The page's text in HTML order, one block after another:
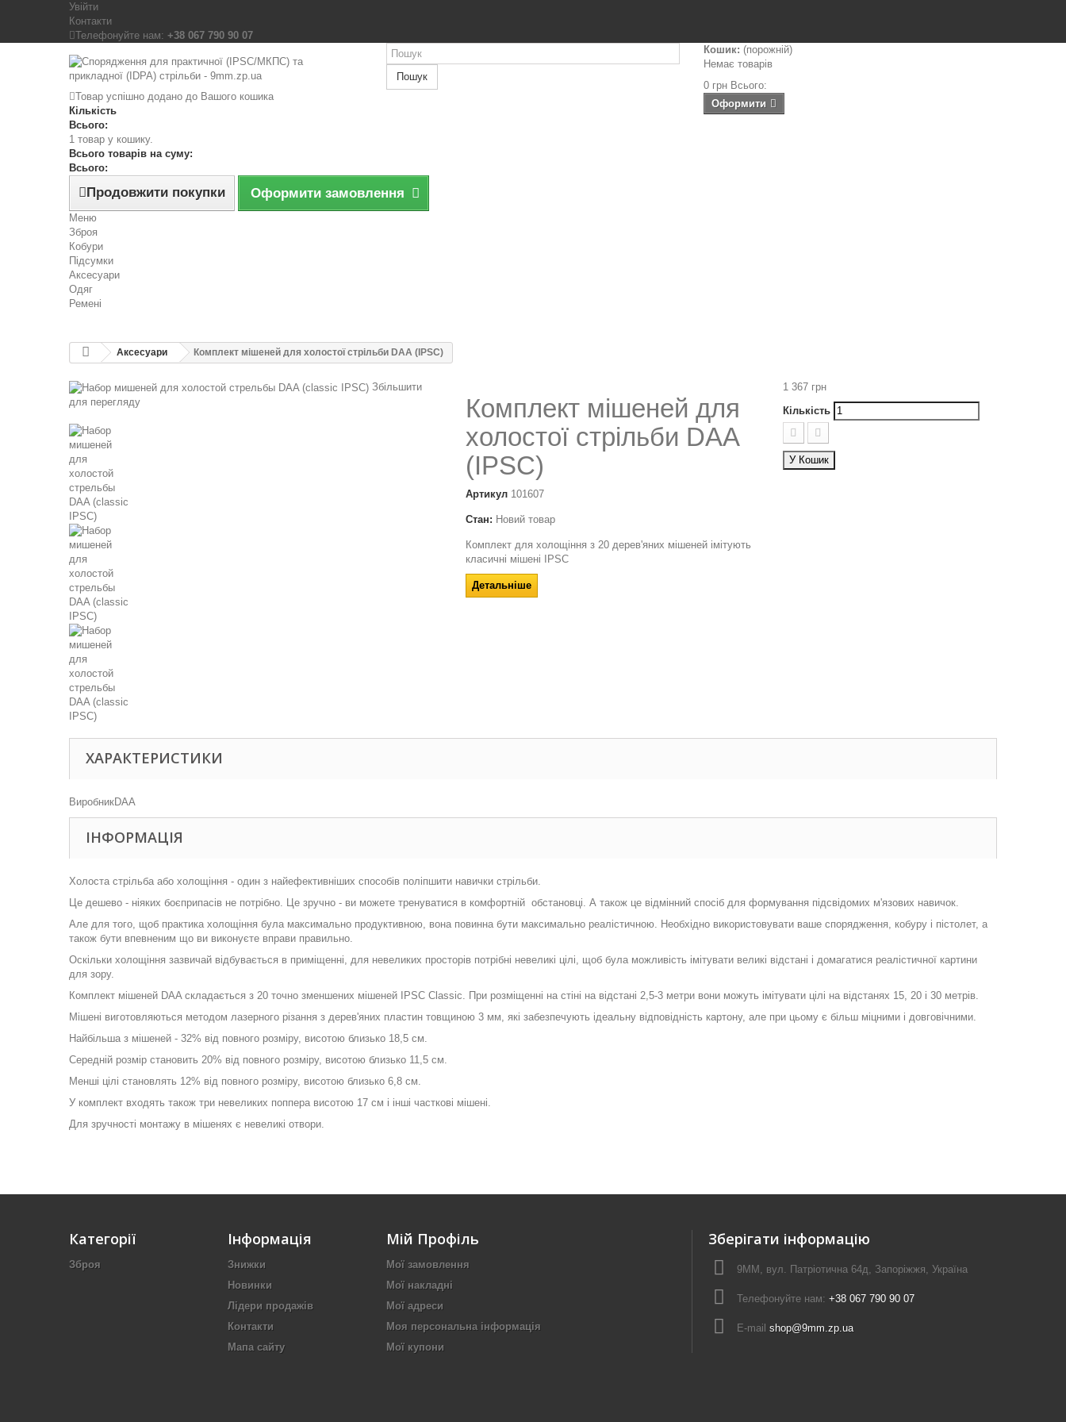
Увійти
Контакти
Телефонуйте нам: +38 067 790 90 07
Пошук
Кошик: (порожній)
Немає товарів
0 грн Всього:
Оформити
Товар успішно додано до Вашого кошика
Кількість
Всього:
1 товар у кошику.
Всього товарів на суму:
Всього:
Продовжити покупки Оформити замовлення
Меню
Зброя
Кобури
Підсумки
Аксесуари
Одяг
Ремені
Аксесуари Комплект мішеней для холостої стрільби DAA (IPSC)
Збільшити
для перегляду
Комплект мішеней для
холостої стрільби DAA
(IPSC)
Артикул 101607
Стан: Новий товар
Комплект для холощіння з 20 дерев'яних мішеней імітують
класичні мішені IPSC
Детальніше
1 367 грн
Кількість
У Кошик
ХАРАКТЕРИСТИКИ
ВиробникDAA
ІНФОРМАЦІЯ
Холоста стрільба або холощіння - один з найефективніших способів поліпшити навички стрільби.
Це дешево - ніяких боєприпасів не потрібно. Це зручно - ви можете тренуватися в комфортній обстановці. А також це відмінний спосіб для формування підсвідомих м'язових навичок.
Але для того, щоб практика холощіння була максимально продуктивною, вона повинна бути максимально реалістичною. Необхідно використовувати ваше спорядження, кобуру і пістолет, а
також бути впевненим що ви виконуєте вправи правильно.
Оскільки холощіння зазвичай відбувається в приміщенні, для невеликих просторів потрібні невеликі цілі, щоб була можливість імітувати великі відстані і домагатися реалістичної картини
для зору.
Комплект мішеней DAA складається з 20 точно зменшених мішеней IPSC Classic. При розміщенні на стіні на відстані 2,5-3 метри вони можуть імітувати цілі на відстанях 15, 20 і 30 метрів.
Мішені виготовляються методом лазерного різання з дерев'яних пластин товщиною 3 мм, які забезпечують ідеальну відповідність картону, але при цьому є більш міцними і довговічними.
Найбільша з мішеней - 32% від повного розміру, висотою близько 18,5 см.
Середній розмір становить 20% від повного розміру, висотою близько 11,5 см.
Менші цілі становлять 12% від повного розміру, висотою близько 6,8 см.
У комплект входять також три невеликих поппера висотою 17 см і інші часткові мішені.
Для зручності монтажу в мішенях є невеликі отвори.
Категорії
Зброя
Інформація
Знижки
Новинки
Лідери продажів
Контакти
Мапа сайту
Мій Профіль
Мої замовлення
Мої накладні
Мої адреси
Моя персональна інформація
Мої купони
Зберігати інформацію
9ММ, вул. Патріотична 64д, Запоріжжя, Україна
Телефонуйте нам: +38 067 790 90 07
E-maіl shop@9mm.zp.ua